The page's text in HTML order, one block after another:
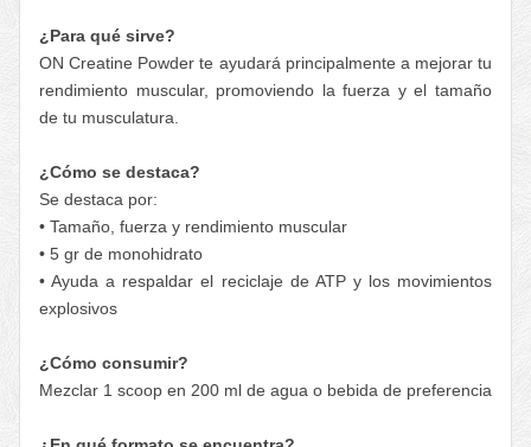
¿Para qué sirve?
ON Creatine Powder te ayudará principalmente a mejorar tu
rendimiento muscular, promoviendo la fuerza y el tamaño
de tu musculatura.
¿Cómo se destaca?
Se destaca por:
• Tamaño, fuerza y rendimiento muscular
• 5 gr de monohidrato
• Ayuda a respaldar el reciclaje de ATP y los movimientos
explosivos
¿Cómo consumir?
Mezclar 1 scoop en 200 ml de agua o bebida de preferencia